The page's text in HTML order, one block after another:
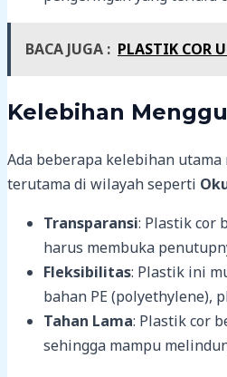
BACA JUGA : PLASTIK COR
Kelebihan
Ada beberapa kelebihan
terutama di wilayah seperti
Transparansi: Plastik cor
harus membuka
Fleksibilitas: Plastik ini
bahan PE (polyethylene),
Tahan Lama: Plastik cor
sehingga mampu